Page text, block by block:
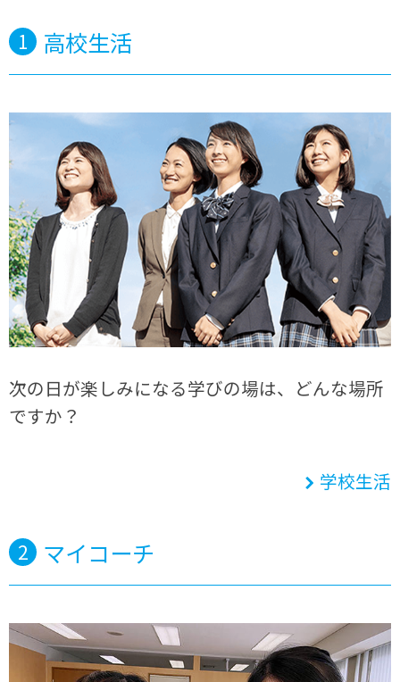
1 高校生活
次の日が楽しみになる学びの場は、どんな場所
ですか？
学校生活
2 マイコーチ